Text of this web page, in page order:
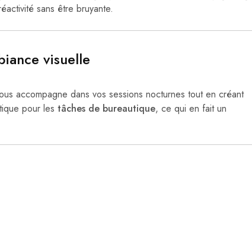
sans être bruyante.
visuelle
accompagne dans vos sessions nocturnes tout en créant
pour les tâches de bureautique, ce qui en fait un